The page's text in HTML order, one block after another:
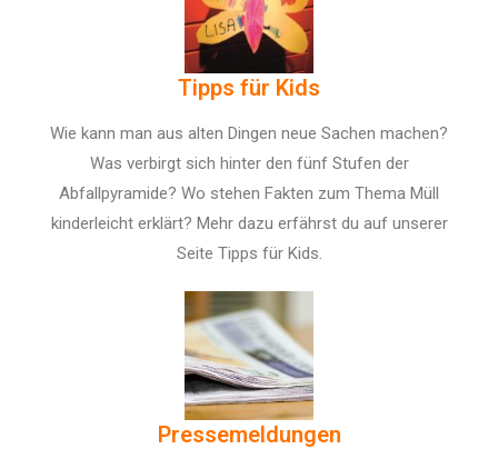
Tipps für Kids
Wie kann man aus alten Dingen neue Sachen machen?
Was verbirgt sich hinter den fünf Stufen der
Abfallpyramide? Wo stehen Fakten zum Thema Müll
kinderleicht erklärt? Mehr dazu erfährst du auf unserer
Seite Tipps für Kids.
Pressemeldungen